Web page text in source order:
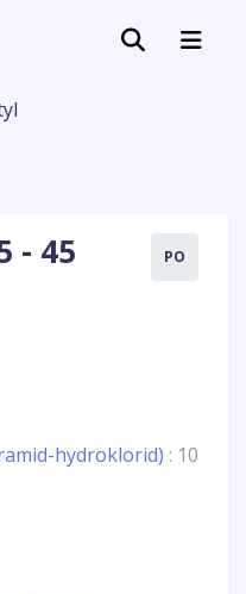
- 45
PO
hydroklorid) : 10